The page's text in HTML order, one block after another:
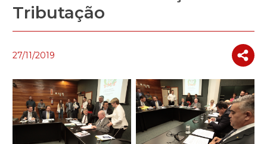
Tributação
27/11/2019